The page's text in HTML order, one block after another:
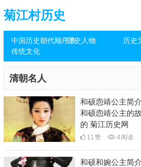
菊江村历史
中国历史朝代顺序表历史人物 历史
传统文化
清朝名人
和硕悫靖公主简
和硕悫靖公主的
的 菊江历史网
11赞 4阅读
和硕和婉公主简